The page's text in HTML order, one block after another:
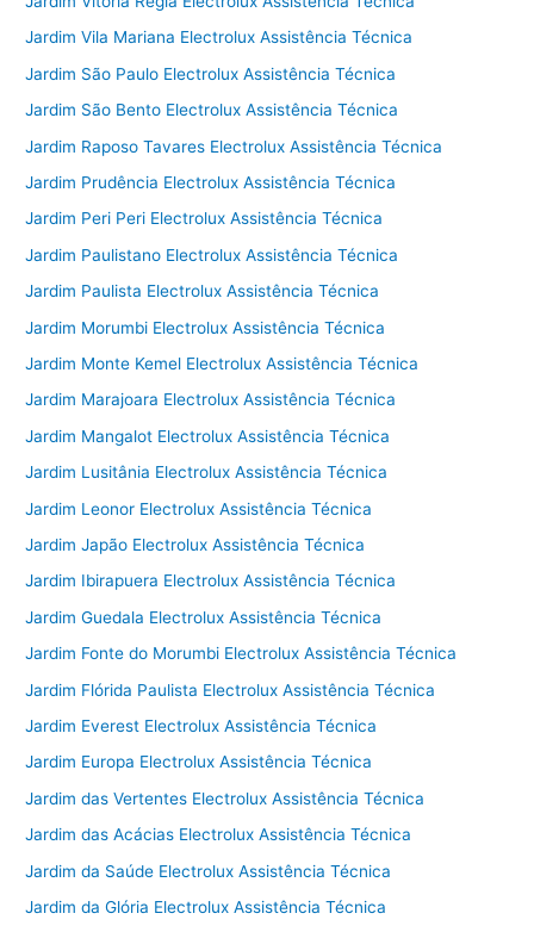
Jardim Vila Mariana Electrolux Assistência Técnica
Jardim São Paulo Electrolux Assistência Técnica
Jardim São Bento Electrolux Assistência Técnica
Jardim Raposo Tavares Electrolux Assistência Técnica
Jardim Prudência Electrolux Assistência Técnica
Jardim Peri Peri Electrolux Assistência Técnica
Jardim Paulistano Electrolux Assistência Técnica
Jardim Paulista Electrolux Assistência Técnica
Jardim Morumbi Electrolux Assistência Técnica
Jardim Monte Kemel Electrolux Assistência Técnica
Jardim Marajoara Electrolux Assistência Técnica
Jardim Mangalot Electrolux Assistência Técnica
Jardim Lusitânia Electrolux Assistência Técnica
Jardim Leonor Electrolux Assistência Técnica
Jardim Japão Electrolux Assistência Técnica
Jardim Ibirapuera Electrolux Assistência Técnica
Jardim Guedala Electrolux Assistência Técnica
Jardim Fonte do Morumbi Electrolux Assistência Técnica
Jardim Flórida Paulista Electrolux Assistência Técnica
Jardim Everest Electrolux Assistência Técnica
Jardim Europa Electrolux Assistência Técnica
Jardim das Vertentes Electrolux Assistência Técnica
Jardim das Acácias Electrolux Assistência Técnica
Jardim da Saúde Electrolux Assistência Técnica
Jardim da Glória Electrolux Assistência Técnica